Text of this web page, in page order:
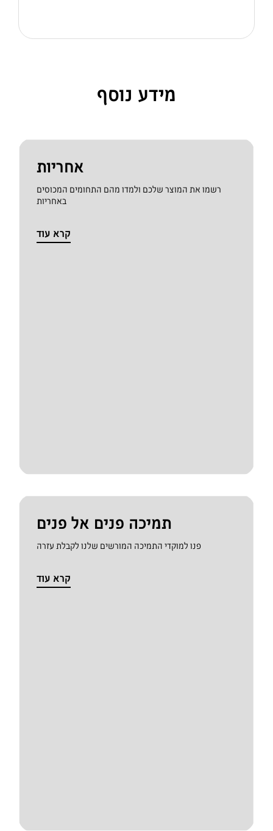
מידע נוסף
אחריות
רשמו את המוצר שלכם ולמדו מהם התחומים המכוסים
באחריות
קרא עוד
תמיכה פנים אל פנים
פנו למוקדי התמיכה המורשים שלנו לקבלת עזרה
קרא עוד